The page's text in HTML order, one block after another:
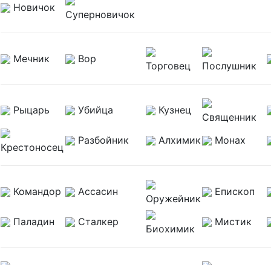
Новичок
Суперновичок
Мечник Вор
Торговец Послушник
Рыцарь Убийца Кузнец
Священник
Крестоносец
Разбойник Алхимик Монах
Командор Ассасин
Оружейник
Епископ
Паладин Сталкер
Биохимик
Мистик